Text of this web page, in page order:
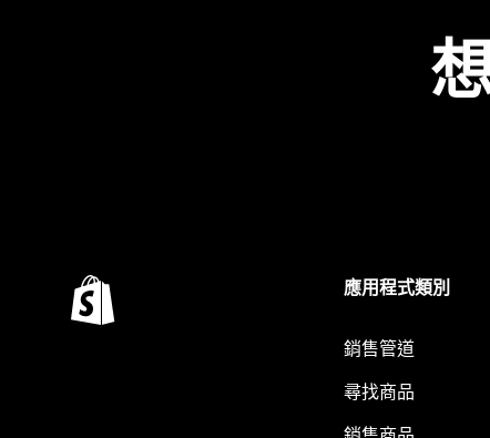
應用程式類別
銷售管道
尋找商品